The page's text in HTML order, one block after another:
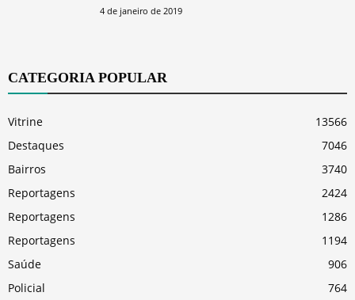
4 de janeiro de 2019
CATEGORIA POPULAR
Vitrine
13566
Destaques
7046
Bairros
3740
Reportagens
2424
Reportagens
1286
Reportagens
1194
Saúde
906
Policial
764